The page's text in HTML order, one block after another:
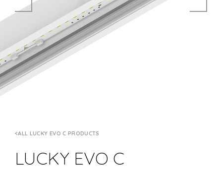
ALL LUCKY EVO C PRODUCTS
LUCKY EVO C